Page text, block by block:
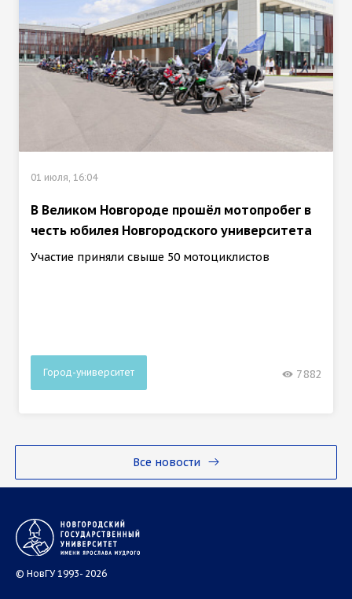
Все новости
01 июля, 16:04
В Великом Новгороде прошёл мотопробег в
честь юбилея Новгородского университета
Участие приняли свыше 50 мотоциклистов
Город-университет 7882
© НовГУ 1993- 2026